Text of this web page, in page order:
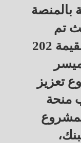
بالمنصة
تم
توقيع تمويلات ميسرة ومنح بقيمة 202
تعزيز
منحة
المشروع